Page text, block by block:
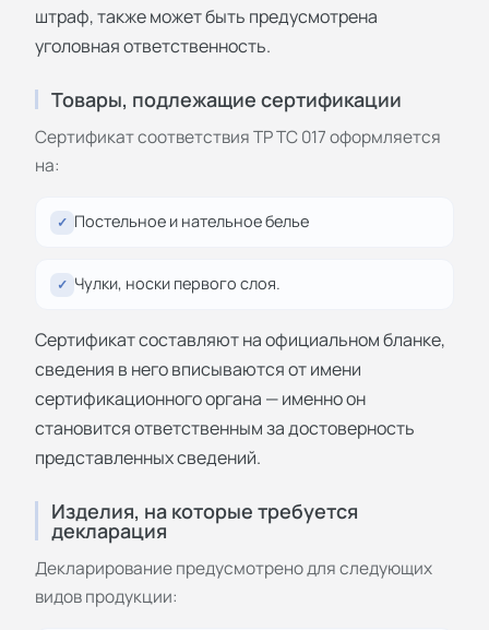
штраф, также может быть предусмотрена
уголовная ответственность.
Товары, подлежащие сертификации
Сертификат соответствия ТР ТС 017 оформляется
на:
✓ Постельное и нательное белье
✓ Чулки, носки первого слоя.
Сертификат составляют на официальном бланке,
сведения в него вписываются от имени
сертификационного органа — именно он
становится ответственным за достоверность
представленных сведений.
Изделия, на которые требуется
декларация
Декларирование предусмотрено для следующих
видов продукции: